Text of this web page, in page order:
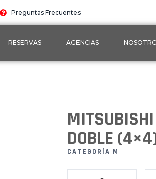
Preguntas Frecuentes
RESERVAS AGENCIAS
DOBLE
CATEGORÍA M